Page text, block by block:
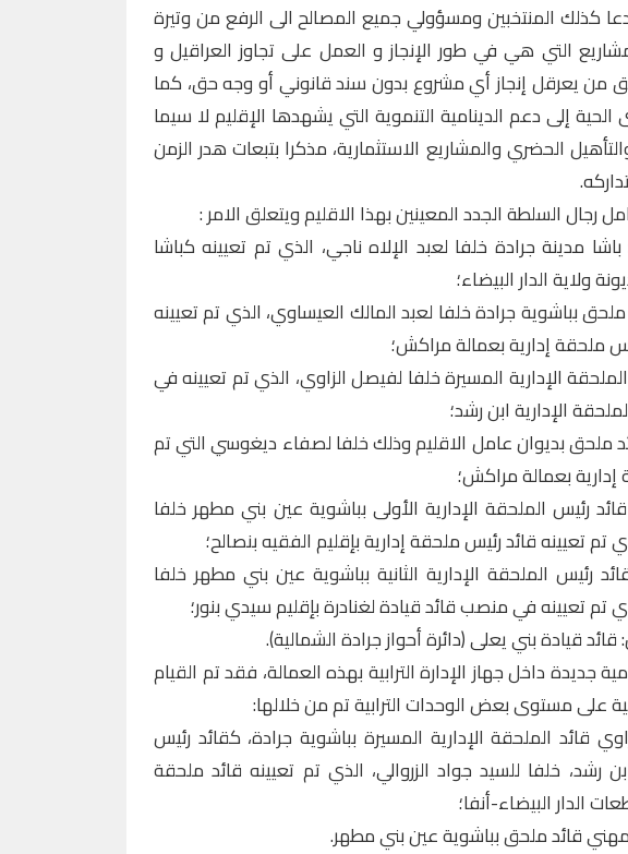
كذلك المنتخبين ومسؤولي جميع المصالح الى الرفع من وتيرة
التي هي في طور الإنجاز و العمل على تجاوز العراقيل و
من يعرقل إنجاز أي مشروع بدون سند قانوني أو وجه حق، كما
إلى دعم الدينامية التنموية التي يشهدها الإقليم لا سيما
الحضري والمشاريع الاستثمارية، مذكرا بتبعات هدر الزمن
رجال السلطة الجدد المعينين بهذا الاقليم ويتعلق الامر :
مدينة جرادة خلفا لعبد الإلاه ناجي، الذي تم تعيينه كباشا
ولاية الدار البيضاء؛
بباشوية جرادة خلفا لعبد المالك العيساوي، الذي تم تعيينه
ملحقة إدارية بعمالة مراكش؛
الإدارية المسيرة خلفا لفيصل الزاوي، الذي تم تعيينه في
الإدارية ابن رشد؛
ملحق بديوان عامل الاقليم وذلك خلفا لصفاء ديغوسي التي تم
إدارية بعمالة مراكش؛
رئيس الملحقة الإدارية الأولى بباشوية عين بني مطهر خلفا
تم تعيينه قائد رئيس ملحقة إدارية بإقليم الفقيه بنصالح؛
رئيس الملحقة الإدارية الثانية بباشوية عين بني مطهر خلفا
تم تعيينه في منصب قائد قيادة لغنادرة بإقليم سيدي بنور؛
قيادة بني يعلى (دائرة أحواز جرادة الشمالية).
جديدة داخل جهاز الإدارة الترابية بهذه العمالة، فقد تم القيام
على مستوى بعض الوحدات الترابية تم من خلالها:
قائد الملحقة الإدارية المسيرة بباشوية جرادة، كقائد رئيس
رشد، خلفا للسيد جواد الزروالي، الذي تم تعيينه قائد ملحقة
الدار البيضاء-أنفا؛
قائد ملحق بباشوية عين بني مطهر.